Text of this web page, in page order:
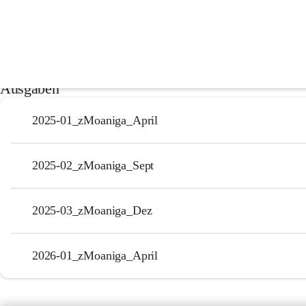
Das z’Moaniga ist das Blättle der Gemeinde Meiningen, es
aktuelle Geschehnisse in der Gemeinde, berichtet aus den Vereinen,
Ausgaben
2025-01_zMoaniga_April
2025-02_zMoaniga_Sept
2025-03_zMoaniga_Dez
2026-01_zMoaniga_April